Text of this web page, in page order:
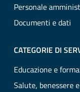
Personale
Documenti e dati
CATEGORIE DI
Educazione e
Salute, benessere